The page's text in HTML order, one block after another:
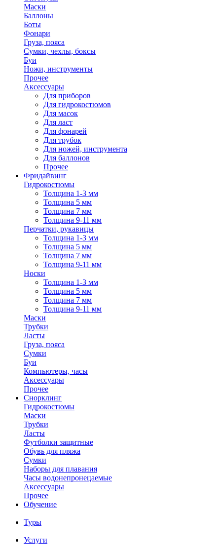
Маски
Баллоны
Боты
Фонари
Груза, пояса
Сумки, чехлы, боксы
Буи
Ножи, инструменты
Прочее
Аксессуары
Для приборов
Для гидрокостюмов
Для масок
Для ласт
Для фонарей
Для трубок
Для ножей, инструмента
Для баллонов
Прочее
Фридайвинг
Гидрокостюмы
Толщина 1-3 мм
Толщина 5 мм
Толщина 7 мм
Толщина 9-11 мм
Перчатки, рукавицы
Толщина 1-3 мм
Толщина 5 мм
Толщина 7 мм
Толщина 9-11 мм
Носки
Толщина 1-3 мм
Толщина 5 мм
Толщина 7 мм
Толщина 9-11 мм
Маски
Трубки
Ласты
Груза, пояса
Сумки
Буи
Компьютеры, часы
Аксессуары
Прочее
Снорклинг
Гидрокостюмы
Маски
Трубки
Ласты
Футболки защитные
Обувь для пляжа
Сумки
Наборы для плавания
Часы водонепронецаемые
Аксессуары
Прочее
Обучение
Туры
Услуги